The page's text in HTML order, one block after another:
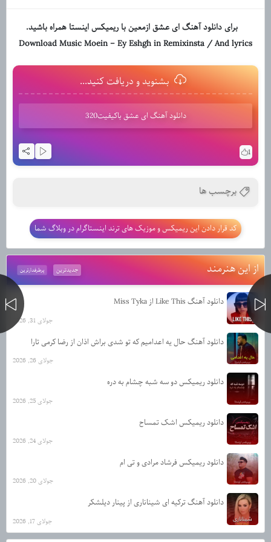
برای دانلود آهنگ ای عشق ازمعین با ریمیکس اینستا همراه باشید.
Download Music Moein– Ey Eshgh in Remixinsta / And lyrics
بشنوید و دریافت کنید...
دانلود آهنگ ای عشق باکیفیت320
1
برچسب ها
کد قرار دادن این ریمیکس و موزیک های ترند اینستاگرام در وبلاگ شما
از این هنرمند پرطرفدارترین جدیدترین
دانلود آهنگ Like This از Miss Tyka
جولای 31, 2026
دانلود آهنگ حال یه اعدامیم که تو شدی براش اذان از رضا کرمی تارا
جولای 26, 2026
دانلود ریمیکس دو سه شبه چشام به دره
جولای 25, 2026
دانلود ریمیکس اشک تمساح
جولای 24, 2026
دانلود ریمیکس فرشاد مرادی و تی ام
جولای 20, 2026
دانلود آهنگ ترکیه ای شیناناری از پینار دیلشکر
جولای 17, 2026